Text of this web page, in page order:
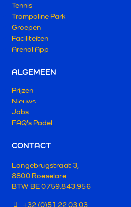
Tennis
Trampoline Park
Groepen
Faciliteiten
Arenal App
ALGEMEEN
Prijzen
Nieuws
Jobs
FAQ's Padel
CONTACT
Langebrugstraat 3,
8800 Roeselare
BTW BE 0759.843.956
+32 (0)51 22 03 03